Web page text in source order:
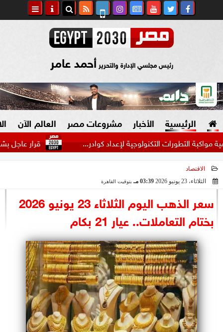
رئيس مجلسي الإدارة والتحرير أحمد عامر
الرئيسية الأخبار
السياسة
الرئاسة
البرلمان
الوزارات
الأحزاب
مشروعات مصر العالم الآن
قرار عاجل بشأن التكنولوجية لإعداد كوادر...
الاقتصاد
الثلاثاء، 23 يونيو 2026
03:39 مـ بتوقيت القاهرة
سعر الذهب اليوم الثلاثاء 23 يونيو 2026
بختام التعاملات.. عيار 21 بكام